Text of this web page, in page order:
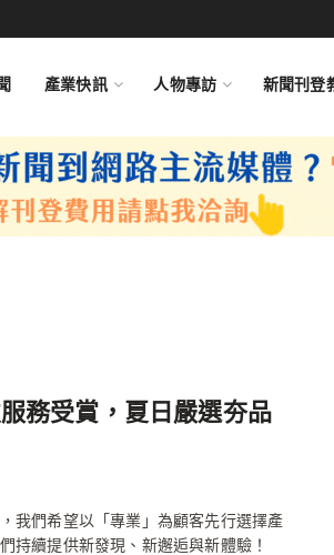
產業快訊 人物專訪 新聞刊登
務受賞，夏日嚴選夯品
我們希望以「專業」為顧客先行選擇產
持續提供新發現、新邂逅與新體驗！